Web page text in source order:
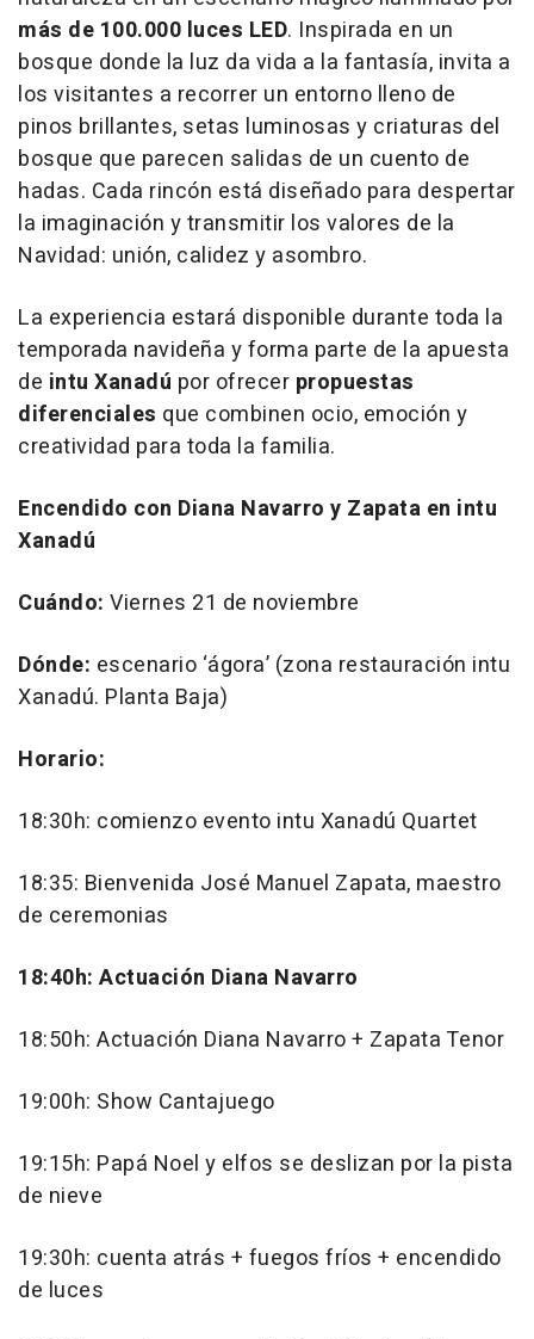
más de 100.000 luces LED. Inspirada en un
bosque donde la luz da vida a la fantasía, invita a
los visitantes a recorrer un entorno lleno de
pinos brillantes, setas luminosas y criaturas del
bosque que parecen salidas de un cuento de
hadas. Cada rincón está diseñado para despertar
la imaginación y transmitir los valores de la
Navidad: unión, calidez y asombro.
La experiencia estará disponible durante toda la
temporada navideña y forma parte de la apuesta
de intu Xanadú por ofrecer propuestas
diferenciales que combinen ocio, emoción y
creatividad para toda la familia.
Encendido con Diana Navarro y Zapata en intu
Xanadú
Cuándo: Viernes 21 de noviembre
Dónde: escenario ‘ágora’ (zona restauración intu
Xanadú. Planta Baja)
Horario:
18:30h: comienzo evento intu Xanadú Quartet
18:35: Bienvenida José Manuel Zapata, maestro
de ceremonias
18:40h: Actuación Diana Navarro
18:50h: Actuación Diana Navarro + Zapata Tenor
19:00h: Show Cantajuego
19:15h: Papá Noel y elfos se deslizan por la pista
de nieve
19:30h: cuenta atrás + fuegos fríos + encendido
de luces